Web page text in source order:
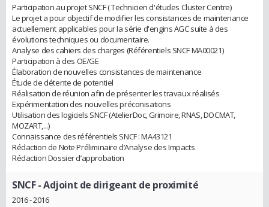
Participation au projet SNCF ( Technicien d'études Cluster Centre)
Le projet a pour objectif de modifier les consistances de maintenance
actuellement applicables pour la série d'engins AGC suite à des
évolutions techniques ou documentaire.
Analyse des cahiers des charges (Référentiels SNCF MA00021)
Participation à des OE/GE
Élaboration de nouvelles consistances de maintenance
Étude de détente de potentiel
Réalisation de réunion afin de présenter les travaux réalisés
Expérimentation des nouvelles préconisations
Utilisation des logiciels SNCF (AtelierDoc, Grimoire, RNAS, DOCMAT,
MOZART,...)
Connaissance des référentiels SNCF : MA43121
Rédaction de Note Préliminaire d’Analyse des Impacts
Rédaction Dossier d’approbation
SNCF- Adjoint de dirigeant de proximité
2016 - 2016